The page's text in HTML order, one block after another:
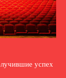
успех